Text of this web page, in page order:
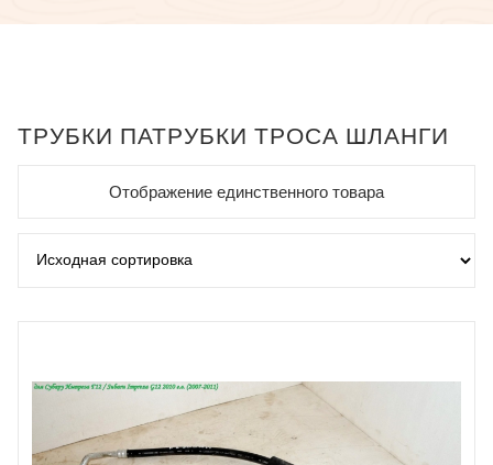
ТРУБКИ ПАТРУБКИ ТРОСА ШЛАНГИ
Отображение единственного товара